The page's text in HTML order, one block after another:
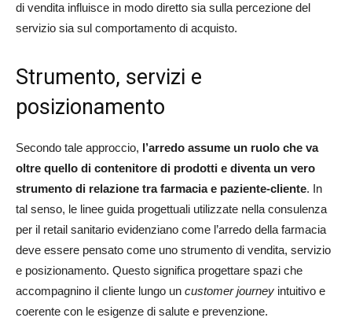
di vendita influisce in modo diretto sia sulla percezione del
servizio sia sul comportamento di acquisto.
Strumento, servizi e
posizionamento
Secondo tale approccio, l’arredo assume un ruolo che va
oltre quello di contenitore di prodotti e diventa un vero
strumento di relazione tra farmacia e paziente-cliente. In
tal senso, le linee guida progettuali utilizzate nella consulenza
per il retail sanitario evidenziano come l’arredo della farmacia
deve essere pensato come uno strumento di vendita, servizio
e posizionamento. Questo significa progettare spazi che
accompagnino il cliente lungo un customer journey intuitivo e
coerente con le esigenze di salute e prevenzione.